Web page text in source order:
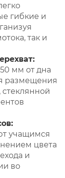
гибкие и
так и
мм от дна
размещения
учащимся
цвета
и
во